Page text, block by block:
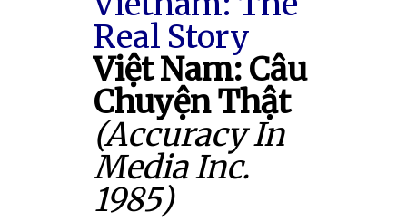
Real Story
Việt Nam: Câu
Chuyện Thật
(Accuracy In
Media Inc.
1985)